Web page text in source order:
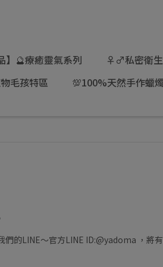
】🔮療癒靈氣系列 ♀♂私密衛生
毛孩特區
💯100%天然手作蠟燭
們的LINE～官方LINE ID:@yadoma ，將